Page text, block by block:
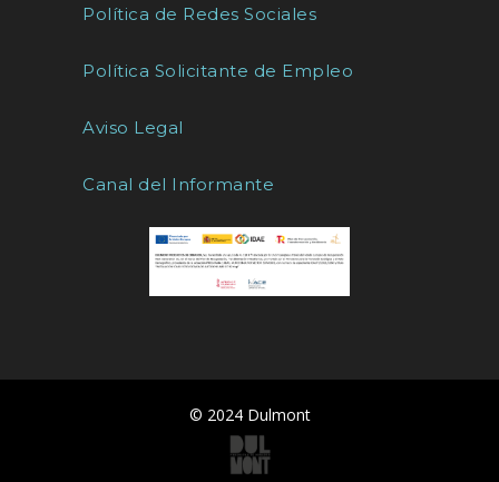
Política de Redes Sociales
Política Solicitante de Empleo
Aviso Legal
Canal del Informante
© 2024 Dulmont